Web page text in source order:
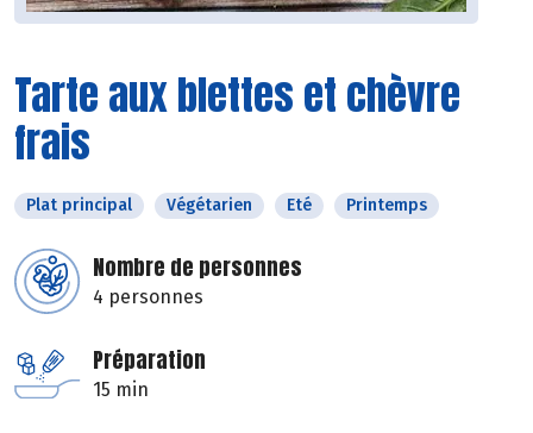
Tarte aux blettes et chèvre
frais
Plat principal Végétarien Eté Printemps
Nombre de personnes
4 personnes
Préparation
15 min